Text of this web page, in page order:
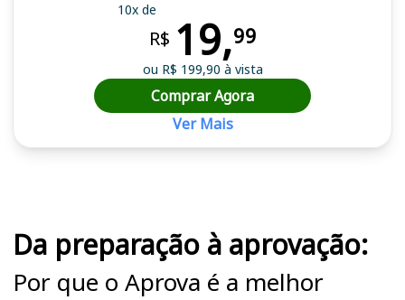
10x de
R$ 19,99
ou R$ 199,90 à vista
Comprar Agora
Ver Mais
Da preparação à aprovação:
Por que o Aprova é a melhor